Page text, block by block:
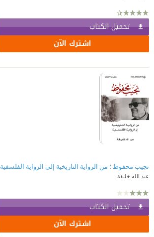
تحميل الكتاب
اشترك الآن
نجيب محفوظ ؛ من الرواية التاريخية إلى الرواية الفلسفية
عبد الله خليفة
تحميل الكتاب
اشترك الآن